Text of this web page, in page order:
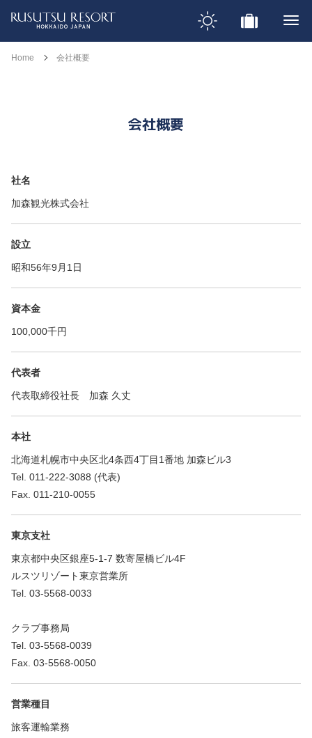
Home 会社概要
会社概要
社名
加森観光株式会社
設立
昭和56年9月1日
資本金
100,000千円
代表者
代表取締役社長 加森 久丈
本社
北海道札幌市中央区北4条西4丁目1番地 加森ビル3
Tel. 011-222-3088 (代表)
Fax. 011-210-0055
東京支社
東京都中央区銀座5-1-7 数寄屋橋ビル4F
ルスツリゾート東京営業所
Tel. 03-5568-0033
クラブ事務局
Tel. 03-5568-0039
Fax. 03-5568-0050
営業種目
旅客運輸業務